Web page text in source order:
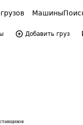
Машины
Добавить груз